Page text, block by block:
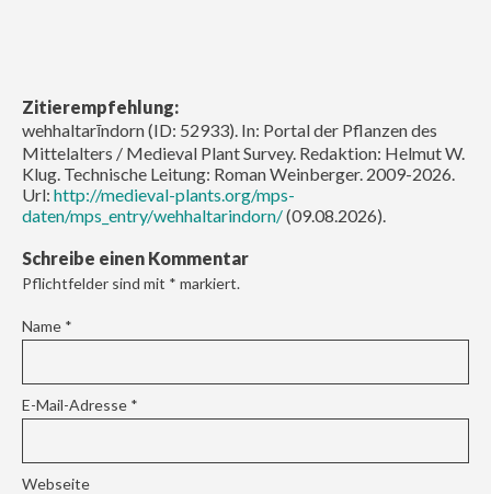
Zitierempfehlung:
wehhaltarīndorn (ID: 52933). In: Portal der Pflanzen des
Mittelalters / Medieval Plant Survey. Redaktion: Helmut W.
Klug. Technische Leitung: Roman Weinberger. 2009-2026.
Url: http://medieval-plants.org/mps-
daten/mps_entry/wehhaltarindorn/(09.08.2026).
Schreibe einen Kommentar
Pflichtfelder sind mit * markiert.
Name *
E-Mail-Adresse *
Webseite